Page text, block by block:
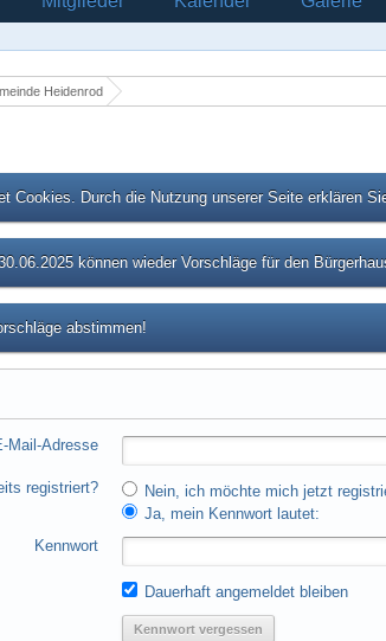
Heidenrod
Cookies. Durch die Nutzung unserer Seite erklären
können wieder Vorschläge für den
abstimmen!
Mail-Adresse
registriert?
Nein, ich möchte mich jetzt
Ja, mein Kennwort lautet:
Kennwort
Dauerhaft angemeldet bleiben
Kennwort vergessen